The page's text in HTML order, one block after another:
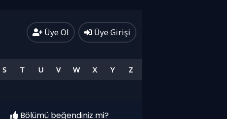
Üye Ol Üye Girişi
S T U V W X Y Z
Bölümü beğendiniz mi?